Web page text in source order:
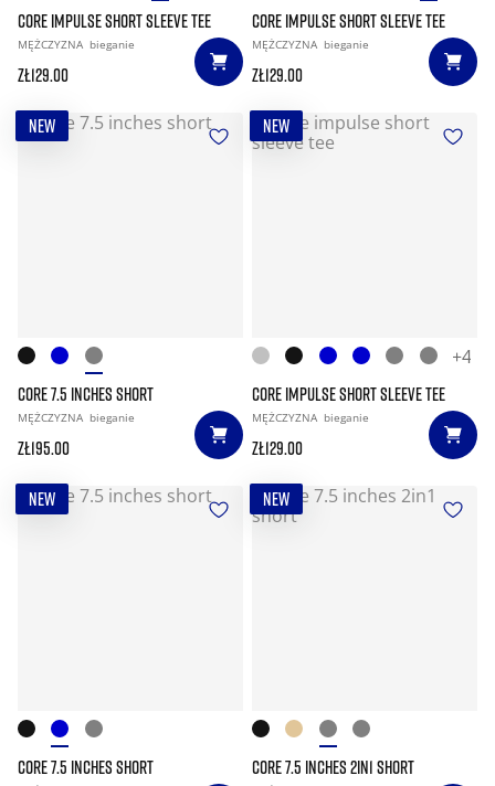
CORE IMPULSE SHORT SLEEVE TEE
MĘŻCZYZNA bieganie
zł129.00
CORE IMPULSE SHORT SLEEVE TEE
MĘŻCZYZNA bieganie
zł129.00
NEW
CORE 7.5 INCHES SHORT
MĘŻCZYZNA bieganie
zł195.00
NEW
+4
CORE IMPULSE SHORT SLEEVE TEE
MĘŻCZYZNA bieganie
zł129.00
NEW
CORE 7.5 INCHES SHORT
NEW
CORE 7.5 INCHES 2IN1 SHORT